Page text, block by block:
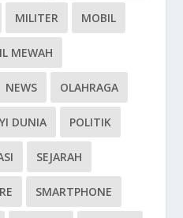
MILITER MOBIL
MEWAH
NEWS OLAHRAGA
DUNIA POLITIK
SEJARAH
SMARTPHONE